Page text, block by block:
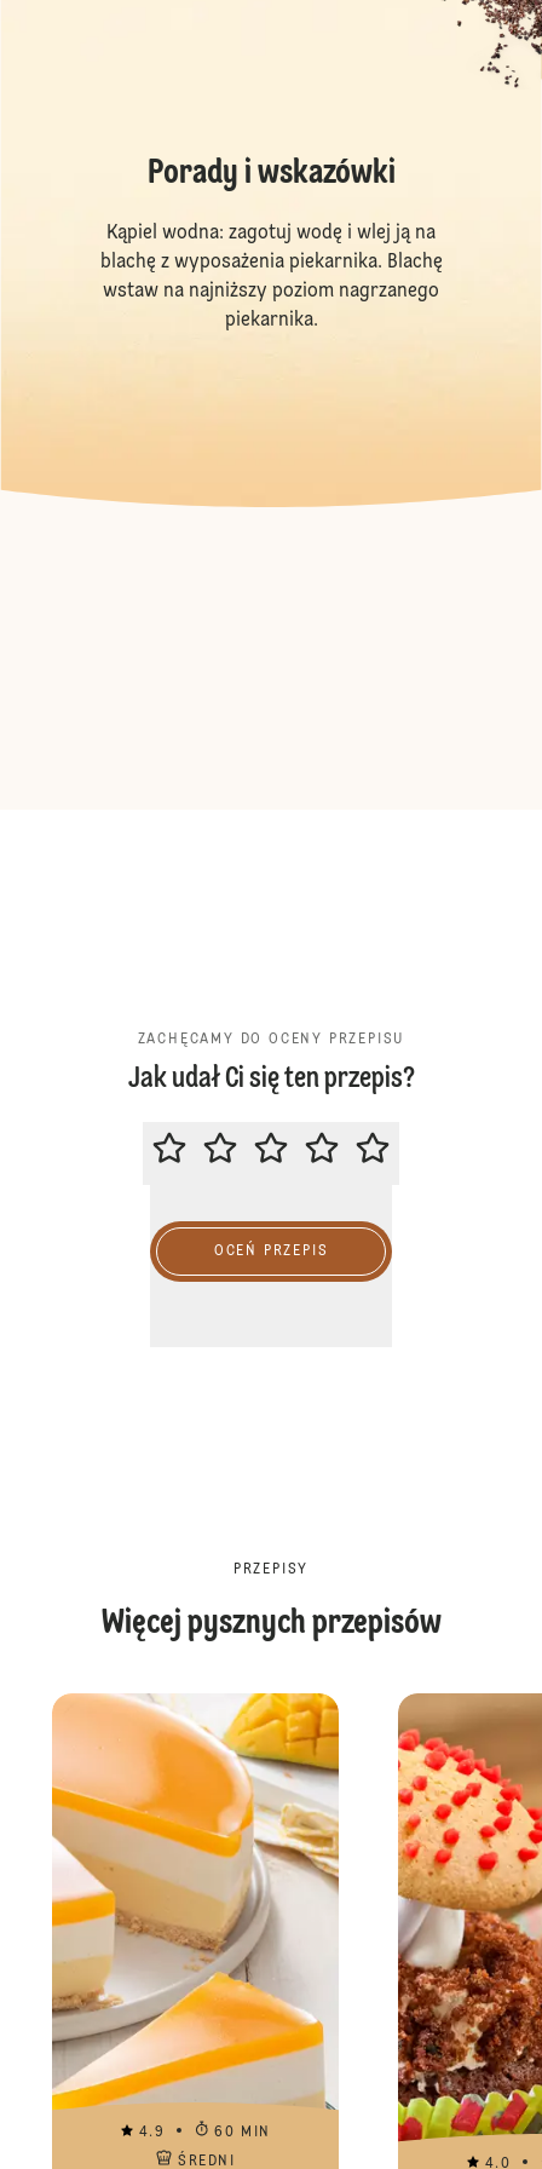
Porady i wskazówki
Kąpiel wodna: zagotuj wodę i wlej ją na
blachę z wyposażenia piekarnika. Blachę
wstaw na najniższy poziom nagrzanego
piekarnika.
ZACHĘCAMY DO OCENY PRZEPISU
Jak udał Ci się ten przepis?
ZACHĘCAMY DO OCENY
OCEŃ PRZEPIS
PRZEPISY
Więcej pysznych przepisów
4.9
60 MIN
ŚREDNI
4.0